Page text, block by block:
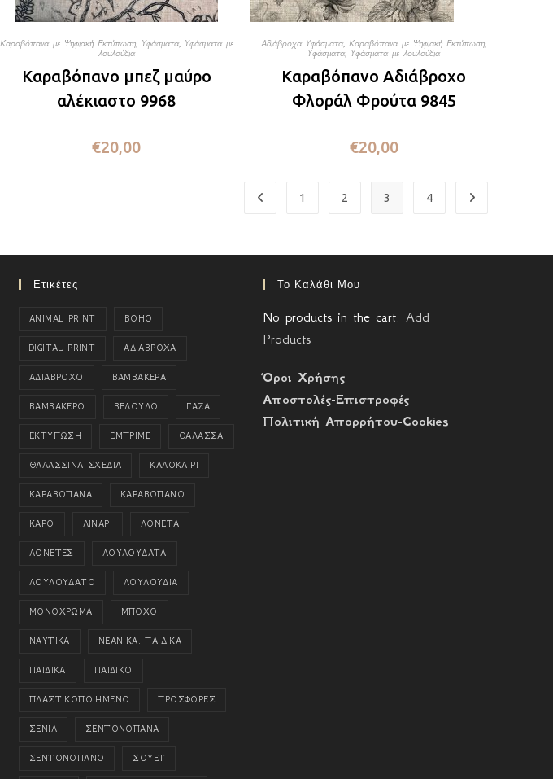
Καραβόπανα με Ψηφιακή Εκτύπωση, Υφάσματα, Υφάσματα με
λουλούδια
Καραβόπανο μπεζ μαύρο
αλέκιαστο 9968
€20,00
Αδιάβροχα Υφάσματα, Καραβόπανα με Ψηφιακή Εκτύπωση
Υφάσματα, Υφάσματα με λουλούδια
Καραβόπανο Αδιάβροχο
Φλοράλ Φρούτα 9845
€20,00
1 2 3 4
Ετικέτες
ANIMAL PRINT BOHO
DIGITAL PRINT ΑΔΙΑΒΡΟΧΑ
ΑΔΙΑΒΡΟΧΟ ΒΑΜΒΑΚΕΡΑ
ΒΑΜΒΑΚΕΡΟ ΒΕΛΟΥΔΟ ΓΑΖΑ
ΕΚΤΥΠΩΣΗ ΕΜΠΡΙΜΕ ΘΑΛΑΣΣΑ
ΘΑΛΑΣΣΙΝΑ ΣΧΕΔΙΑ ΚΑΛΟΚΑΙΡΙ
ΚΑΡΑΒΟΠΑΝΑ ΚΑΡΑΒΟΠΑΝΟ
ΚΑΡΟ ΛΙΝΑΡΙ ΛΟΝΕΤΑ
ΛΟΝΕΤΕΣ ΛΟΥΛΟΥΔΑΤΑ
ΛΟΥΛΟΥΔΑΤΟ ΛΟΥΛΟΥΔΙΑ
ΜΟΝΟΧΡΩΜΑ ΜΠΟΧΟ
ΝΑΥΤΙΚΑ ΝΕΑΝΙΚΑ. ΠΑΙΔΙΚΑ
ΠΑΙΔΙΚΑ ΠΑΙΔΙΚΟ
ΠΛΑΣΤΙΚΟΠΟΙΗΜΕΝΟ ΠΡΟΣΦΟΡΕΣ
ΣΕΝΙΛ ΣΕΝΤΟΝΟΠΑΝΑ
ΣΕΝΤΟΝΟΠΑΝΟ ΣΟΥΕΤ
Το Καλάθι Μου
No products in the cart. Add
Products
Όροι Χρήσης
Αποστολές-Επιστροφές
Πολιτική Απορρήτου-Cookies